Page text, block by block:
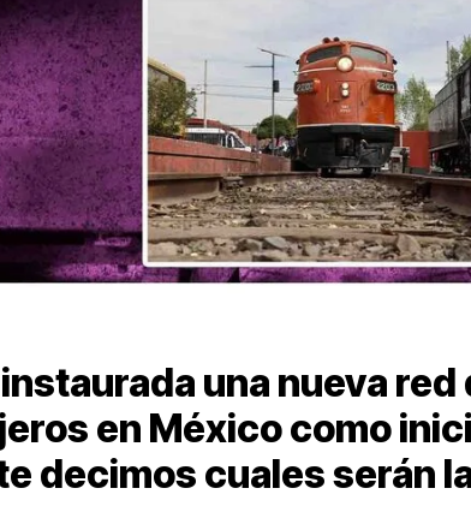
una nueva
en México como
decimos cuales serán